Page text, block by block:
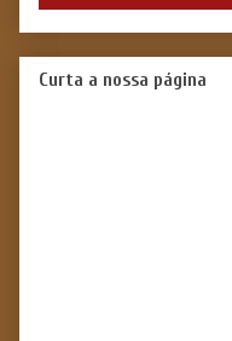
Curta a nossa página